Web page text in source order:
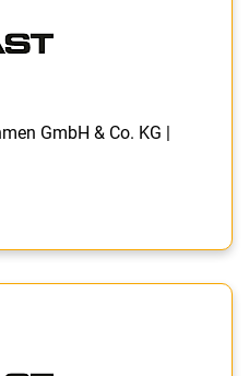
GmbH & Co. KG |